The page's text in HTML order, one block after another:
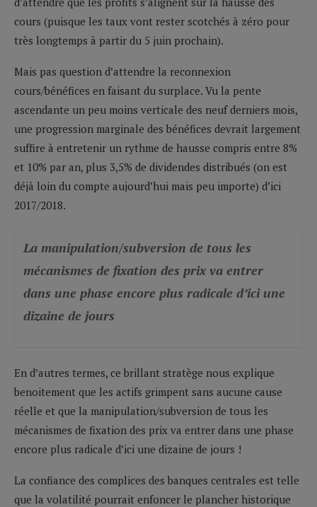
cours (puisque les taux vont rester scotchés à zéro pour
très longtemps à partir du 5 juin prochain).
Mais pas question d’attendre la reconnexion
cours/bénéfices en faisant du surplace. Vu la pente
ascendante un peu moins verticale des neuf derniers mois,
une progression marginale des bénéfices devrait largement
suffire à entretenir un rythme de hausse compris entre 8%
et 10% par an, plus 3,5% de dividendes distribués (on est
déjà loin du compte aujourd’hui mais peu importe) d’ici
2017/2018.
La manipulation/subversion de tous les
mécanismes de fixation des prix va entrer
dans une phase encore plus radicale d’ici une
dizaine de jours
En d’autres termes, ce brillant stratège nous explique
benoitement que les actifs grimpent sans aucune cause
réelle et que la manipulation/subversion de tous les
mécanismes de fixation des prix va entrer dans une phase
encore plus radicale d’ici une dizaine de jours !
La confiance des complices des banques centrales est telle
que la volatilité pourrait enfoncer le plancher historique